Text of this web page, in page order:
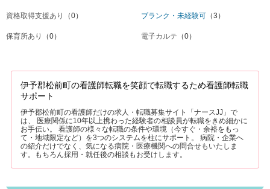
資格取得支援あり （0） ブランク・未経験可 （3）
保育所あり （0） 電子カルテ （0）
伊予郡松前町の看護師転職を笑顔で転職するため看護師転職
サポート
伊予郡松前町の看護師だけの求人・転職募集サイト「ナースJJ」で
は、 医療関係に10年以上携わった経験者の相談員が転職をきめ細かに
お手伝い。 看護師の様々な転職の条件や環境（今すぐ・余裕をもっ
て・地域限定など）を3つのシステムを柱にサポート。 病院・企業へ
の紹介だけでなく、気になる病院・医療機関への問合せもいたしま
す。もちろん採用・就任後の相談もお受けします。